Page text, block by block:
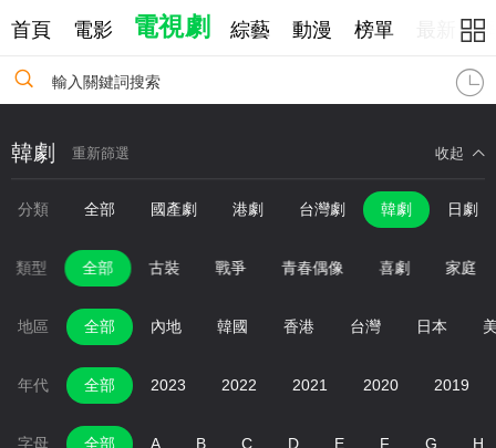
首頁 電影 電視劇 綜藝 動漫 榜單
輸入關鍵詞搜索
韓劇 重新篩選 收起
分類 全部 國產劇 港劇 台灣劇 韓劇 日劇
類型 全部 古裝 戰爭 青春偶像 喜劇 家庭
地區 全部 內地 韓國 香港 台灣 日本
年代 全部 2023 2022 2021 2020 2019
字母 全部 A B C D E F G H